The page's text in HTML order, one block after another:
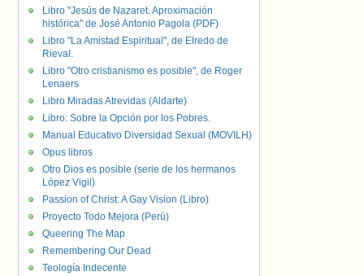
Libro "Jesús de Nazaret. Aproximación
histórica" de José Antonio Pagola (PDF)
Libro "La Amistad Espiritual", de Elredo de
Rieval.
Libro "Otro cristianismo es posible", de Roger
Lenaers
Libro Miradas Atrevidas (Aldarte)
Libro: Sobre la Opción por los Pobres.
Manual Educativo Diversidad Sexual (MOVILH)
Opus libros
Otro Dios es posible (serie de los hermanos
López Vigil)
Passion of Christ: A Gay Vision (Libro)
Proyecto Todo Mejora (Perú)
Queering The Map
Remembering Our Dead
Teología Indecente